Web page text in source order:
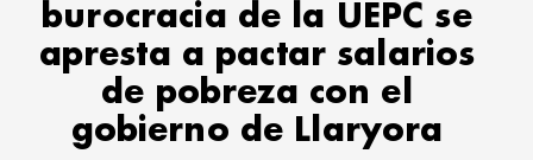
burocracia de la UEPC se
apresta a pactar salarios
de pobreza con el
gobierno de Llaryora